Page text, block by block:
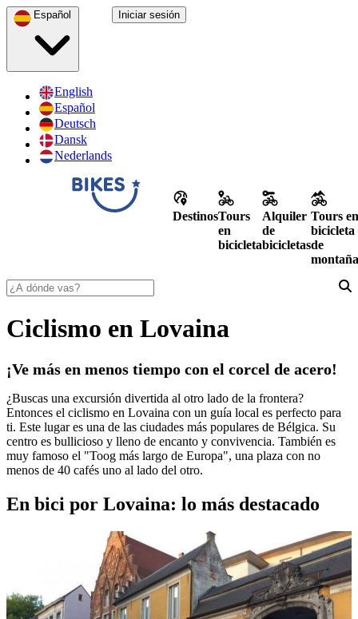
English
Español
Deutsch
Dansk
Nederlands
Iniciar sesión
DestinosTours
en
bicicleta
Alquiler
de
bicicletas
Tours en
bicicleta
de
montaña
Ciclismo en Lovaina
¡Ve más en menos tiempo con el corcel de acero!
¿Buscas una excursión divertida al otro lado de la frontera?
Entonces el ciclismo en Lovaina con un guía local es perfecto para
ti. Este lugar es una de las ciudades más populares de Bélgica. Su
centro es bullicioso y lleno de encanto y convivencia. También es
muy famoso el "Toog más largo de Europa", una plaza con no
menos de 40 cafés uno al lado del otro.
En bici por Lovaina: lo más destacado